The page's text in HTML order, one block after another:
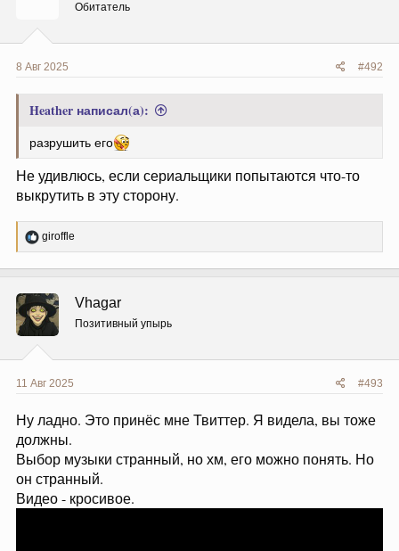
Обитатель
8 Авг 2025 #492
Heather написал(а):
разрушить его
Не удивлюсь, если сериальщики попытаются что-то
выкрутить в эту сторону.
Р
е
ц
и
и
:
giroffle
Vhagar
Позитивный упырь
11 Авг 2025 #493
Ну ладно. Это принёс мне Твиттер. Я видела, вы тоже
должны.
Выбор музыки странный, но хм, его можно понять. Но
он странный.
Видео - кросивое.